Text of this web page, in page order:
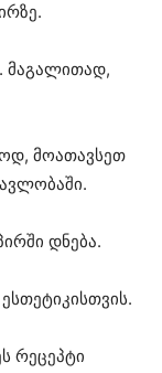
მაგალითად,
მოათავსეთ
დნება.
რეცეპტი